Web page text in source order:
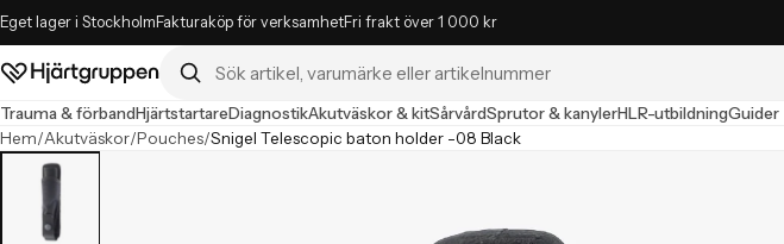
Eget lager i Stockholm Fakturaköp för verksamhetFri frakt över 1 000 kr
Hjärtgruppen – startsida
Trauma & förbandHjärtstartareDiagnostikAkutväskor & kitSårvårdSprutor & kanylerHLR-utbildningGuider
Hem/Akutväskor/Pouches/Snigel Telescopic baton holder -08 Black